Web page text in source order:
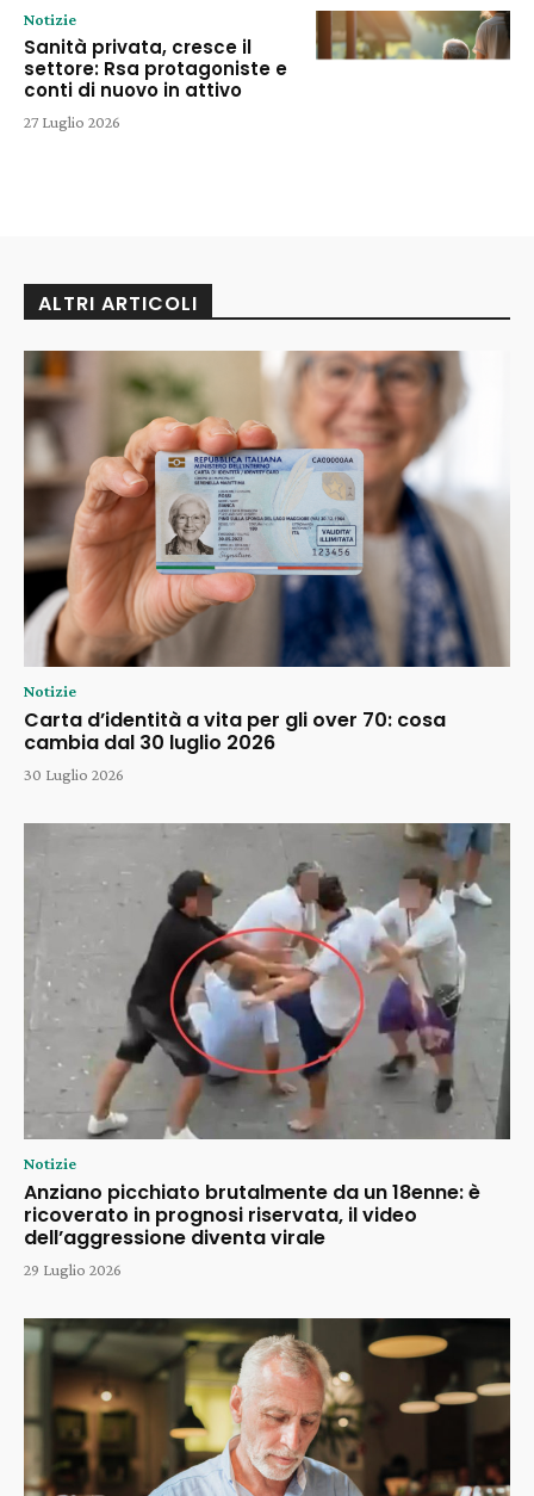
Notizie
Sanità privata, cresce il
settore: Rsa protagoniste e
conti di nuovo in attivo
27 Luglio 2026
ALTRI ARTICOLI
Notizie
Carta d’identità a vita per gli over 70: cosa
cambia dal 30 luglio 2026
30 Luglio 2026
Notizie
Anziano picchiato brutalmente da un 18enne: è
ricoverato in prognosi riservata, il video
dell’aggressione diventa virale
29 Luglio 2026